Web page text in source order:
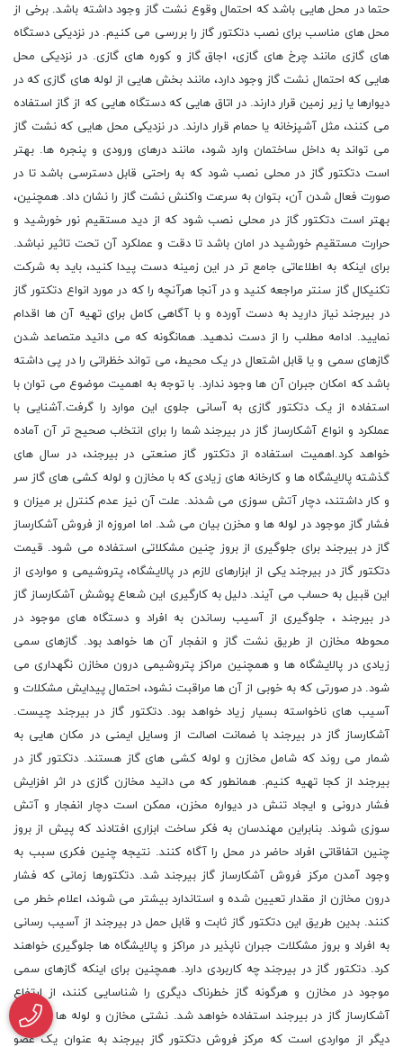
حتما در محل هایی باشد که احتمال وقوع نشت گاز وجود داشته باشد. برخی از
محل های مناسب برای نصب دتکتور گاز را بررسی می کنیم. در نزدیکی دستگاه
های گازی مانند چرخ های گازی، اجاق گاز و کوره های گازی. در نزدیکی محل
هایی که احتمال نشت گاز وجود دارد، مانند بخش هایی از لوله های گازی که در
دیوارها یا زیر زمین قرار دارند. در اتاق هایی که دستگاه هایی که از گاز استفاده
می کنند، مثل آشپزخانه یا حمام قرار دارند. در نزدیکی محل هایی که نشت گاز
می تواند به داخل ساختمان وارد شود، مانند درهای ورودی و پنجره ها. بهتر
است دتکتور گاز در محلی نصب شود که به راحتی قابل دسترسی باشد تا در
صورت فعال شدن آن، بتوان به سرعت واکنش نشت گاز را نشان داد. همچنین،
بهتر است دتکتور گاز در محلی نصب شود که از دید مستقیم نور خورشید و
حرارت مستقیم خورشید در امان باشد تا دقت و عملکرد آن تحت تاثیر نباشد.
برای اینکه به اطلاعاتی جامع تر در این زمینه دست پیدا کنید، باید به شرکت
تکنیکال گاز سنتر مراجعه کنید و در آنجا هرآنچه را که در مورد انواع دتکتور گاز
در بیرجند نیاز دارید به دست آورده و با آگاهی کامل برای تهیه آن ها اقدام
نمایید. ادامه مطلب را از دست ندهید. همانگونه که می دانید متصاعد شدن
گازهای سمی و یا قابل اشتعال در یک محیط، می تواند خظراتی را در پی داشته
باشد که امکان جبران آن ها وجود ندارد. با توجه به اهمیت موضوع می توان با
استفاده از یک دتکتور گازی به آسانی جلوی این موارد را گرفت.آشنایی با
عملکرد و انواع آشکارساز گاز در بیرجند شما را برای انتخاب صحیح تر آن آماده
خواهد کرد.اهمیت استفاده از دتکتور گاز صنعتی در بیرجند، در سال های
گذشته پالایشگاه ها و کارخانه های زیادی که با مخازن و لوله کشی های گاز سر
و کار داشتند، دچار آتش سوزی می شدند. علت آن نیز عدم کنترل بر میزان و
فشار گاز موجود در لوله ها و مخزن بیان می شد. اما امروزه از فروش آشکارساز
گاز در بیرجند برای جلوگیری از بروز چنین مشکلاتی استفاده می شود. قیمت
دتکتور گاز در بیرجند یکی از ابزارهای لازم در پالایشگاه، پتروشیمی و مواردی از
این قبیل به حساب می آیند. دلیل به کارگیری این شعاع پوشش آشکارساز گاز
در بیرجند ، جلوگیری از آسیب رساندن به افراد و دستگاه های موجود در
محوطه مخازن از طریق نشت گاز و انفجار آن ها خواهد بود. گازهای سمی
زیادی در پالایشگاه ها و همچنین مراکز پتروشیمی درون مخازن نگهداری می
شود. در صورتی که به خوبی از آن ها مراقبت نشود، احتمال پیدایش مشکلات و
آسیب های ناخواسته بسیار زیاد خواهد بود. دتکتور گاز در بیرجند چیست.
آشکارساز گاز در بیرجند با ضمانت اصالت از وسایل ایمنی در مکان هایی به
شمار می روند که شامل مخازن و لوله کشی های گاز هستند. دتکتور گاز در
بیرجند از کجا تهیه کنیم. همانطور که می دانید مخازن گازی در اثر افزایش
فشار درونی و ایجاد تنش در دیواره مخزن، ممکن است دچار انفجار و آتش
سوزی شوند. بنابراین مهندسان به فکر ساخت ابزاری افتادند که پیش از بروز
چنین اتفاقاتی افراد حاضر در محل را آگاه کنند. نتیجه چنین فکری سبب به
وجود آمدن مرکز فروش آشکارساز گاز بیرجند شد. دتکتورها زمانی که فشار
درون مخازن از مقدار تعیین شده و استاندارد بیشتر می شوند، اعلام خطر می
کنند. بدین طریق این دتکتور گاز ثابت و قابل حمل در بیرجند از آسیب رسانی
به افراد و بروز مشکلات جبران ناپذیر در مراکز و پالایشگاه ها جلوگیری خواهند
کرد. دتکتور گاز در بیرجند چه کاربردی دارد. همچنین برای اینکه گازهای سمی
موجود در مخازن و هرگونه گاز خطرناک دیگری را شناسایی کنند، از ارتفاع
آشکارساز گاز در بیرجند استفاده خواهد شد. نشتی مخازن و لوله ها نیز یکی
دیگر از مواردی است که مرکز فروش دتکتور گاز بیرجند به عنوان یک عضو